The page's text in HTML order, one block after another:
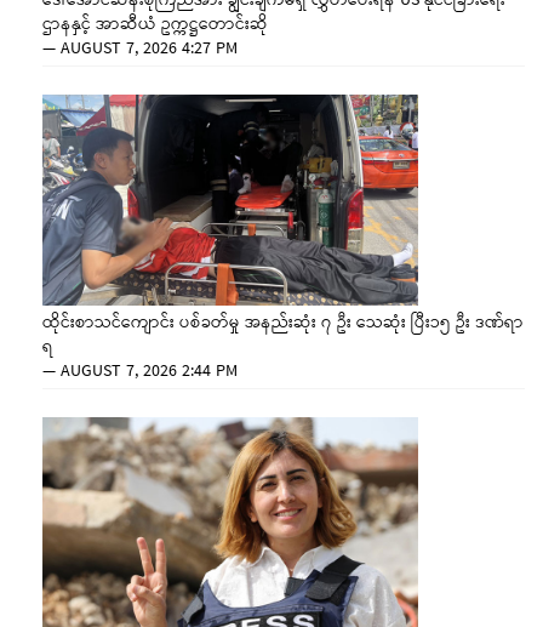
ဌာနနှင့် အာဆီယံ ဥက္ကဋ္ဌတောင်းဆို
—AUGUST 7, 2026 4:27 PM
ထိုင်းစာသင်ကျောင်း ပစ်ခတ်မှု အနည်းဆုံး ၇ ဦး သေဆုံး ပြီး၁၅ ဦး ဒဏ်ရာ
ရ
—AUGUST 7, 2026 2:44 PM